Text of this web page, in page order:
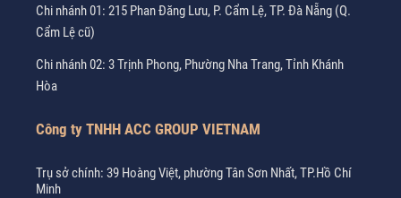
Chi nhánh 01: 215 Phan Đăng Lưu, P. Cẩm Lệ, TP. Đà Nẵng (Q.
Cẩm Lệ cũ)
Chi nhánh 02: 3 Trịnh Phong, Phường Nha Trang, Tỉnh Khánh
Hòa
Công ty TNHH ACC GROUP VIETNAM
Trụ sở chính: 39 Hoàng Việt, phường Tân Sơn Nhất, TP.Hồ Chí
Minh